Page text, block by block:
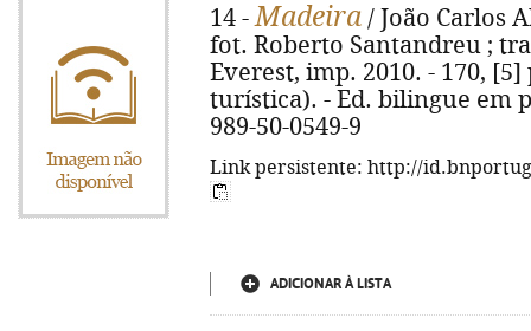
14 -Madeira / João Carlos
fot. Roberto Santandreu ;
Everest, imp. 2010. - 170,
turística). - Ed. bilingue em
989-50-0549-9
Link persistente: http://
ADICIONAR À LISTA